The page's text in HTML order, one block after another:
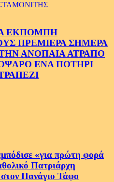
ΕΚΠΟΜΠΗ
ΠΡΕΜΙΕΡΑ ΣΗΜΕΡΑ
ΤΗΝ ΑΝΟΠΑΙΑ ΑΤΡΑΠΟ
ΕΝΑ ΠΟΤΗΡΙ
«για πρώτη φορά
Πατριάρχη
στον Πανάγιο Τάφο